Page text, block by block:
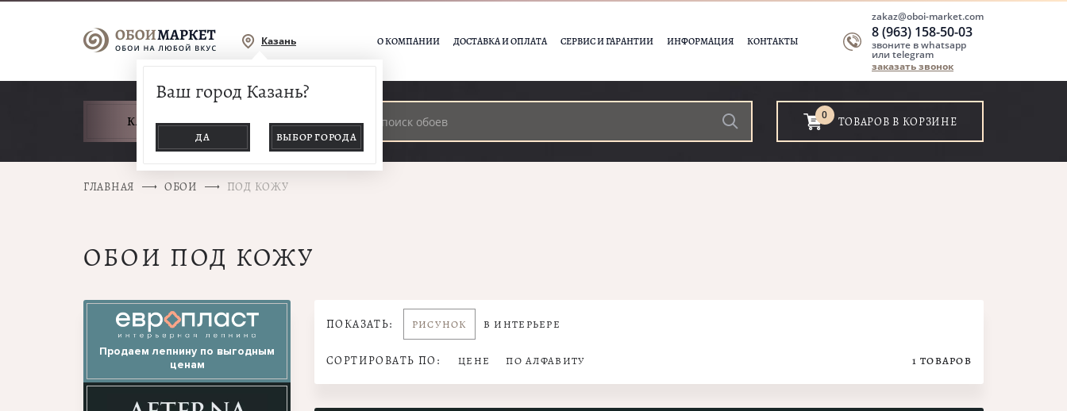
Казань О КОМПАНИИ ДОСТАВКА И ОПЛАТА СЕРВИС И ГАРАНТИИ ИНФОРМАЦИЯ КОНТАКТЫ
zakaz@oboi-market.com
8 (963) 158-50-03
звоните в whatsapp
или telegram
заказать звонок
Ваш город Казань?
ДА ВЫБОР ГОРОДА
КАТАЛОГ ТОВАРОВ 0 ТОВАРОВ В КОРЗИНЕ
ГЛАВНАЯ ОБОИ ПОД КОЖУ
ОБОИ ПОД КОЖУ
Продаем лепнину по выгодным
ценам
ПОКАЗАТЬ: РИСУНОК В ИНТЕРЬЕРЕ
СОРТИРОВАТЬ ПО: ЦЕНЕ ПО АЛФАВИТУ 1 ТОВАРОВ